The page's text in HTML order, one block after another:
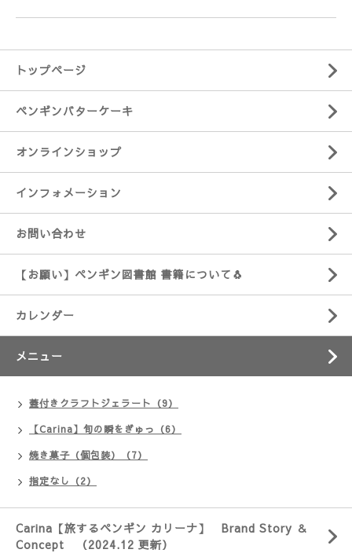
トップページ
ペンギンバターケーキ
オンラインショップ
インフォメーション
お問い合わせ
【お願い】ペンギン図書館 書籍について🐧
カレンダー
メニュー
蓋付きクラフトジェラート（9）
【Carina】旬の瞬をぎゅっ（6）
焼き菓子（個包装）（7）
指定なし（2）
Carina【旅するペンギン カリーナ】 Brand Story ＆
Concept （2024.12 更新）